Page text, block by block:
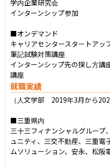
学内企業研究会
インターンシップ参加
■オンデマンド
キャリアセンタースタートアッ
筆記試験対策講座
インターンシップ先の探し方講
講座
就職実績
（人文学部　2019年3月から
■三重県内
三十三フィナンシャルグループ
ュニティ、三交不動産、三重電
ムソリューション、安永、松阪